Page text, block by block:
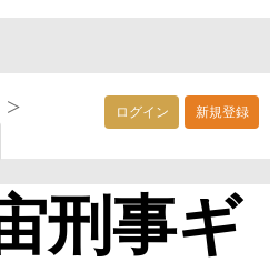
ログイン 新規登録
>
刑事ギ